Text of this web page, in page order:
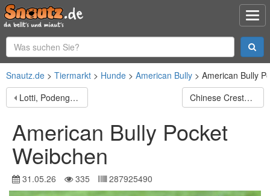
Snautz.de Tiermarkt Hunde American Bully
American Bully
Lotti, Podengo Mix, 45cm
Chinese Crested Dog~ Chinesischer Schopfhund
American Bully Pocket
Weibchen
31.05.26 335 287925490